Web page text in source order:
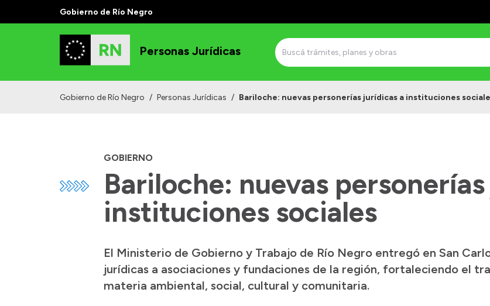
Gobierno de Río Negro
Personas Jurídicas
Gobierno de Río Negro / Personas Jurídicas / Bariloche: nuevas personerías jurídicas a instituciones
GOBIERNO
Bariloche: nuevas
instituciones sociales
El Ministerio de Gobierno y Trabajo de Río Negro entregó en San
jurídicas a asociaciones y fundaciones de la región, fortaleciendo el
materia ambiental, social, cultural y comunitaria.